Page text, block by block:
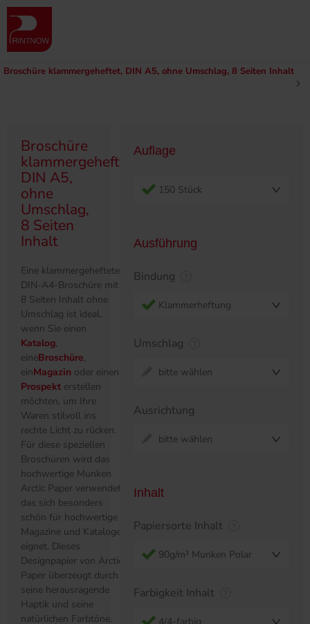
Produktübersicht
Munken Klammerheftung
DIN A5 Klammerheftung | Munken Papier
Broschüre klammergeheftet, DIN A5, ohne Umschlag, 8 Seiten Inhalt
Broschüre
klammergeheftet,
DIN A5,
ohne
Umschlag,
8 Seiten
Inhalt
Eine klammergeheftete
DIN-A4-Broschüre mit
8 Seiten Inhalt ohne
Umschlag ist ideal,
wenn Sie einen
Katalog,
eineBroschüre,
einMagazin oder einen
Prospekt erstellen
möchten, um Ihre
Waren stilvoll ins
rechte Licht zu rücken.
Für diese speziellen
Broschüren wird das
hochwertige Munken
Arctic Paper verwendet,
das sich besonders
schön für hochwertige
Magazine und Kataloge
eignet. Dieses
Designpapier von Arctic
Paper überzeugt durch
seine herausragende
Haptik und seine
natürlichen Farbtöne.
Auflage
150 Stück
Ausführung
Bindung
Klammerheftung
Umschlag
bitte wählen
Ausrichtung
bitte wählen
Inhalt
Papiersorte Inhalt
90g/m² Munken Polar
Farbigkeit Inhalt